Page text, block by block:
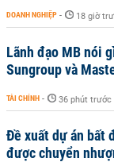
DOANH NGHIỆP - 18 giờ
Lãnh đạo MB nói
Sungroup và
TÀI CHÍNH - 36 phút trước
Đề xuất dự án bất
được chuyển